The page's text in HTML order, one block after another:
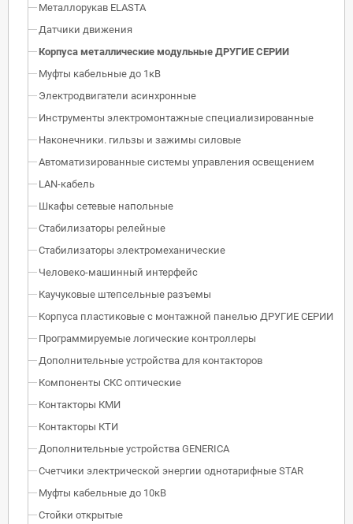
Металлорукав ELASTA
Датчики движения
Корпуса металлические модульные ДРУГИЕ СЕРИИ
Муфты кабельные до 1кВ
Электродвигатели асинхронные
Инструменты электромонтажные специализированные
Наконечники. гильзы и зажимы силовые
Автоматизированные системы управления освещением
LAN-кабель
Шкафы сетевые напольные
Стабилизаторы релейные
Стабилизаторы электромеханические
Человеко-машинный интерфейс
Каучуковые штепсельные разъемы
Корпуса пластиковые с монтажной панелью ДРУГИЕ СЕРИИ
Программируемые логические контроллеры
Дополнительные устройства для контакторов
Компоненты СКС оптические
Контакторы КМИ
Контакторы КТИ
Дополнительные устройства GENERICA
Счетчики электрической энергии однотарифные STAR
Муфты кабельные до 10кВ
Стойки открытые